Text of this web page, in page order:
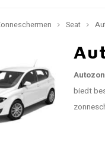
Seat
biedt